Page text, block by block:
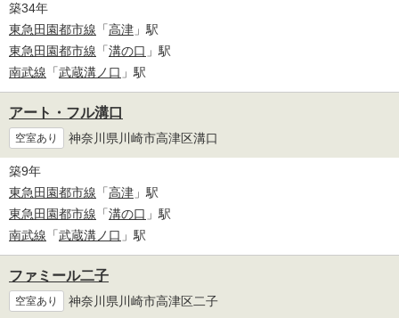
築34年
東急田園都市線 「高津 」駅
東急田園都市線 「溝の口 」駅
南武線 「武蔵溝ノ口 」駅
アート・フル溝口
空室あり 神奈川県川崎市高津区溝口
築9年
東急田園都市線 「高津 」駅
東急田園都市線 「溝の口 」駅
南武線 「武蔵溝ノ口 」駅
ファミール二子
空室あり 神奈川県川崎市高津区二子